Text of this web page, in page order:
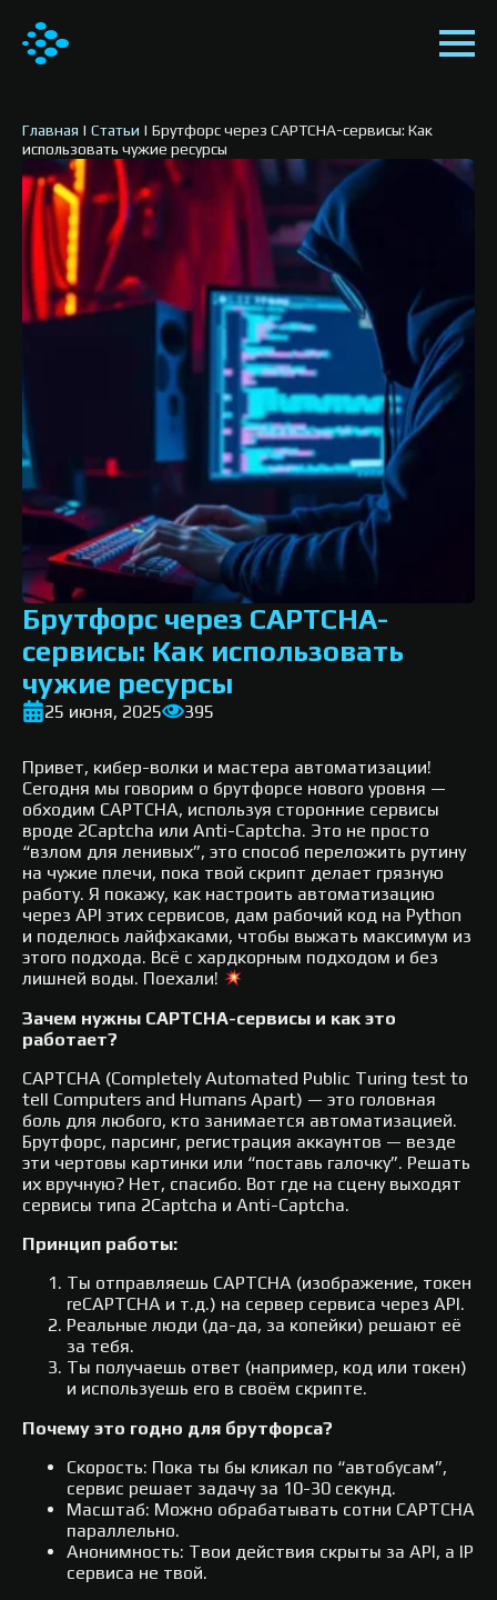
Главная | Статьи | Брутфорс через CAPTCHA-сервисы: Как
использовать чужие ресурсы
Брутфорс через CAPTCHA-
сервисы: Как использовать
чужие ресурсы
25 июня, 2025 395
Привет, кибер-волки и мастера автоматизации!
Сегодня мы говорим о брутфорсе нового уровня —
обходим CAPTCHA, используя сторонние сервисы
вроде 2Captcha или Anti-Captcha. Это не просто
“взлом для ленивых”, это способ переложить рутину
на чужие плечи, пока твой скрипт делает грязную
работу. Я покажу, как настроить автоматизацию
через API этих сервисов, дам рабочий код на Python
и поделюсь лайфхаками, чтобы выжать максимум из
этого подхода. Всё с хардкорным подходом и без
лишней воды. Поехали!
Зачем нужны CAPTCHA-сервисы и как это
работает?
CAPTCHA (Completely Automated Public Turing test to
tell Computers and Humans Apart) — это головная
боль для любого, кто занимается автоматизацией.
Брутфорс, парсинг, регистрация аккаунтов — везде
эти чертовы картинки или “поставь галочку”. Решать
их вручную? Нет, спасибо. Вот где на сцену выходят
сервисы типа 2Captcha и Anti-Captcha.
Принцип работы:
Ты отправляешь CAPTCHA (изображение, токен
reCAPTCHA и т.д.) на сервер сервиса через API.
Реальные люди (да-да, за копейки) решают её
за тебя.
Ты получаешь ответ (например, код или токен)
и используешь его в своём скрипте.
Почему это годно для брутфорса?
Скорость: Пока ты бы кликал по “автобусам”,
сервис решает задачу за 10-30 секунд.
Масштаб: Можно обрабатывать сотни CAPTCHA
параллельно.
Анонимность: Твои действия скрыты за API, а IP
сервиса не твой.